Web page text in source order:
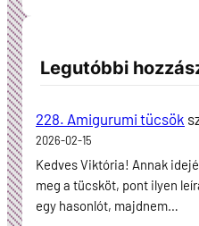
Legutóbbi
228. Amigurumi tücsök
2026-02-15
Kedves Viktória! Annak
meg a tücsköt, pont ilyen
egy hasonlót, majdnem…